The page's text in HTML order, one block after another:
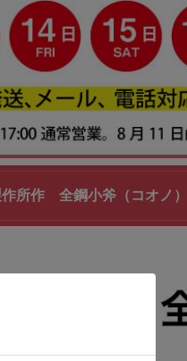
作所作 全鋼小斧（コオ